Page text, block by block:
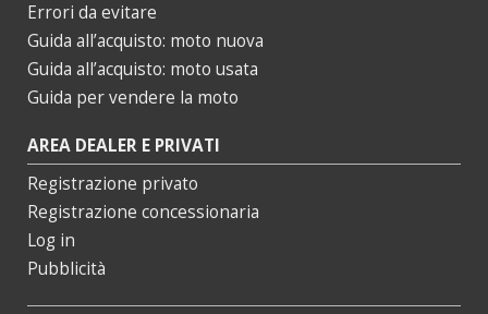
Errori da evitare
Guida all’acquisto: moto nuova
Guida all’acquisto: moto usata
Guida per vendere la moto
AREA DEALER E PRIVATI
Registrazione privato
Registrazione concessionaria
Log in
Pubblicità